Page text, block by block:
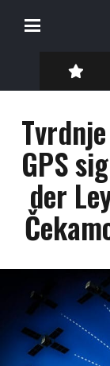
GPS
der